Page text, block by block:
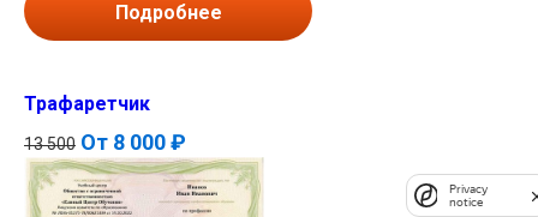
Подробнее
Трафаретчик
13 500 От 8 000 ₽
Privacy
notice